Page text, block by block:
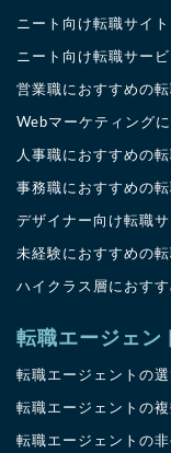
ニート向け転職サイ
ニート向け転職サービ
営業職におすすめの
Webマーケティング
人事職におすすめの
事務職におすすめの
デザイナー向け転職
未経験におすすめの
ハイクラス層におす
転職エージェン
転職エージェントの
転職エージェントの
転職エージェントの非